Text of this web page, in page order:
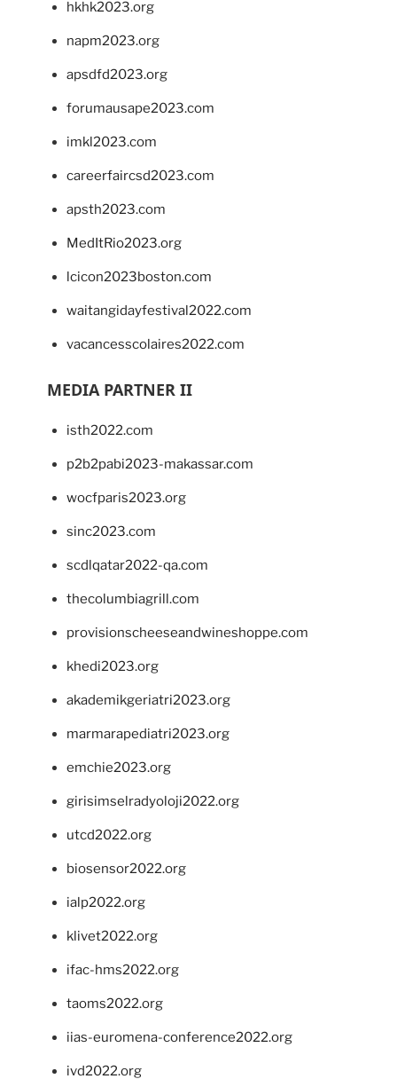
hkhk2023.org
napm2023.org
apsdfd2023.org
forumausape2023.com
imkl2023.com
careerfaircsd2023.com
apsth2023.com
MedItRio2023.org
lcicon2023boston.com
waitangidayfestival2022.com
vacancesscolaires2022.com
MEDIA PARTNER II
isth2022.com
p2b2pabi2023-makassar.com
wocfparis2023.org
sinc2023.com
scdlqatar2022-qa.com
thecolumbiagrill.com
provisionscheeseandwineshoppe.com
khedi2023.org
akademikgeriatri2023.org
marmarapediatri2023.org
emchie2023.org
girisimselradyoloji2022.org
utcd2022.org
biosensor2022.org
ialp2022.org
klivet2022.org
ifac-hms2022.org
taoms2022.org
iias-euromena-conference2022.org
ivd2022.org